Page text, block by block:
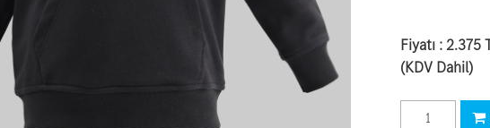
Fiyatı : 2.375
(KDV Dahil)
Sepete ekle